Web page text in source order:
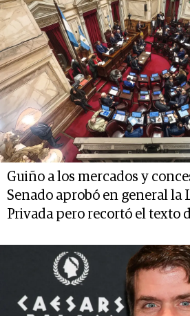
Guiño a los mercados y
Senado aprobó en general la
Privada pero recortó el texto